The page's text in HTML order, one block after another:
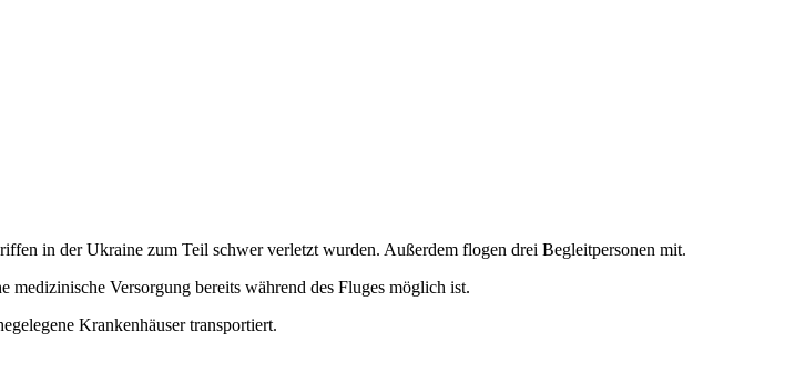
in der Ukraine zum Teil schwer verletzt wurden. Außerdem flogen drei Begleitpersonen mit.
Versorgung bereits während des Fluges möglich ist.
Krankenhäuser transportiert.